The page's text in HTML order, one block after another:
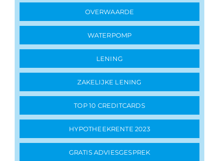
OVERWAARDE
WATERPOMP
LENING
ZAKELIJKE LENING
TOP 10 CREDITCARDS
HYPOTHEEKRENTE 2023
GRATIS ADVIESGESPREK